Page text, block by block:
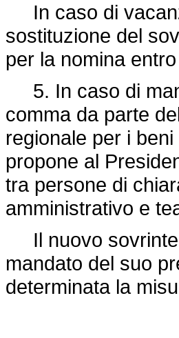
In caso di
sostituzione del
per la nomina
5. In caso di
comma da parte
regionale per i
propone al
tra persone di
amministrativo e
Il nuovo
mandato del suo
determinata la